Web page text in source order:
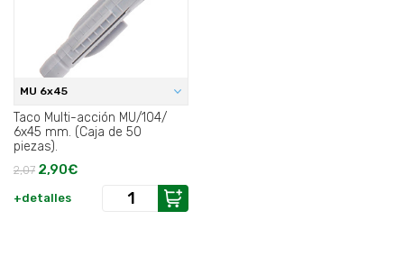
MU 6x45
Taco Multi-acción MU/104/
6x45 mm. (Caja de 50
piezas).
2,07 2,90€
+detalles